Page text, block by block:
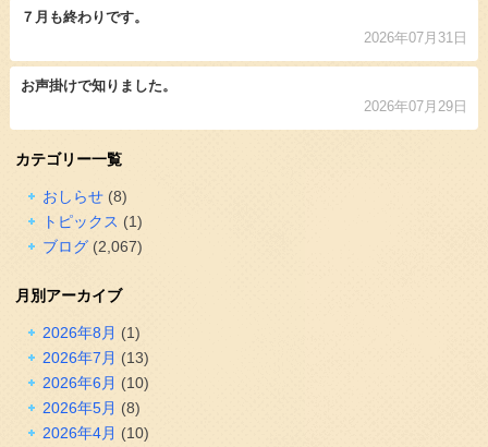
７月も終わりです。
2026年07月31日
お声掛けで知りました。
2026年07月29日
カテゴリー一覧
おしらせ(8)
トピックス (1)
ブログ(2,067)
月別アーカイブ
2026年8月 (1)
2026年7月 (13)
2026年6月 (10)
2026年5月 (8)
2026年4月 (10)